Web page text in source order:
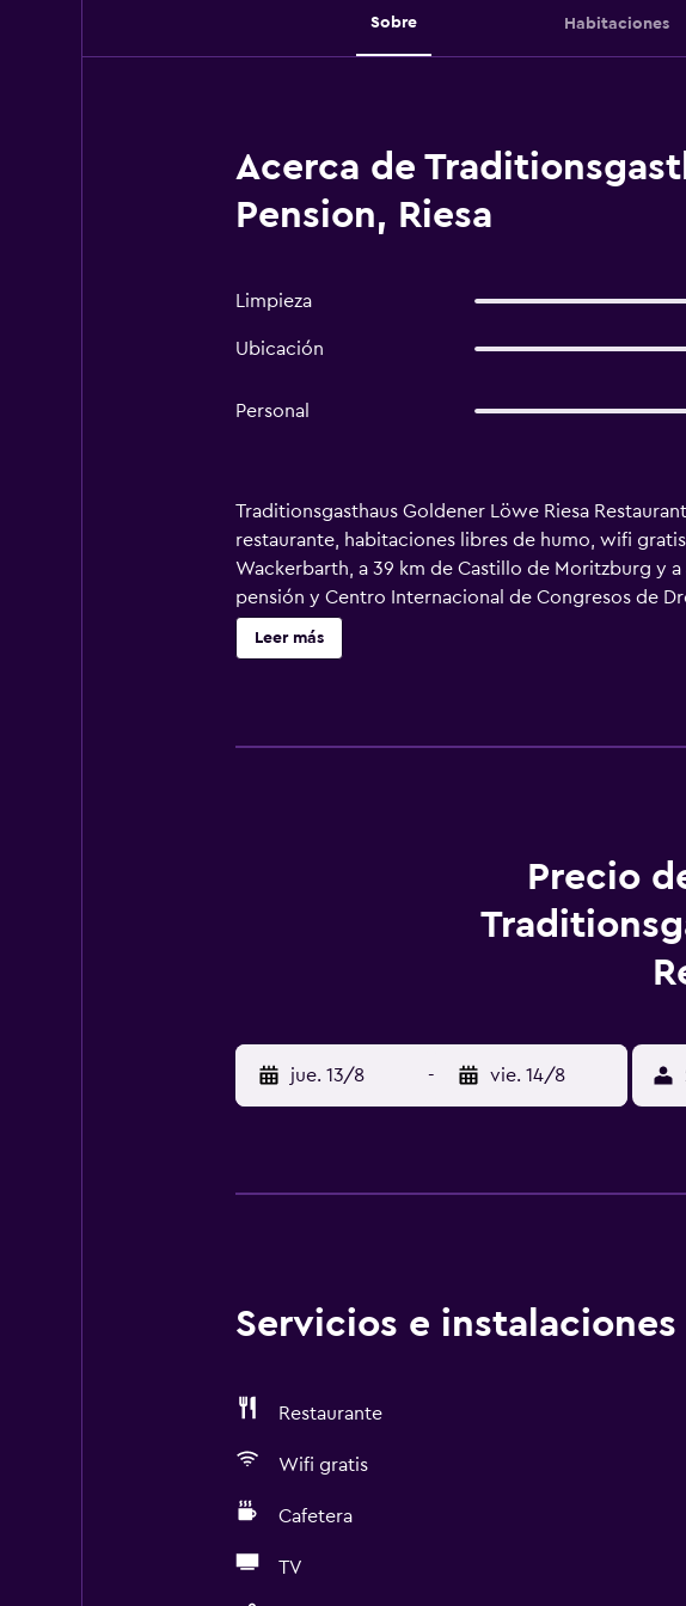
Sobre Habitaciones
Acerca de
Pension, Riesa
Limpieza
Ubicación
Personal
Traditionsgasthaus Goldener Löwe Riesa
restaurante, habitaciones libres de humo, wifi
Wackerbarth, a 39 km de Castillo de Moritzburg y
pensión y Centro Internacional de Congresos de
nevera, cafetera, ducha, artículos de aseo
cama. La clientela puede practicar actividades en
Leer más
Precio
jue. 13/8 - vie. 14/8
Servicios e instalaciones
Restaurante
Wifi gratis
Cafetera
TV